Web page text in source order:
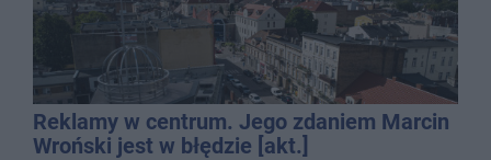
Reklamy w centrum. Jego zdaniem Marcin
Wroński jest w błędzie [akt.]